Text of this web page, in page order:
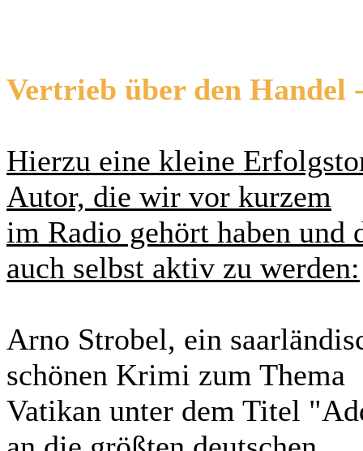
Vertrieb über den Handel
Hierzu eine kleine
Autor, die wir vor kurzem
im Radio gehört haben und
auch selbst aktiv zu werden:
Arno Strobel, ein
schönen Krimi zum Thema
Vatikan unter dem Titel